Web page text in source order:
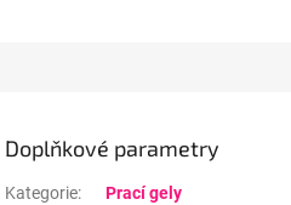
Doplňkové parametry
Kategorie:
Prací gely